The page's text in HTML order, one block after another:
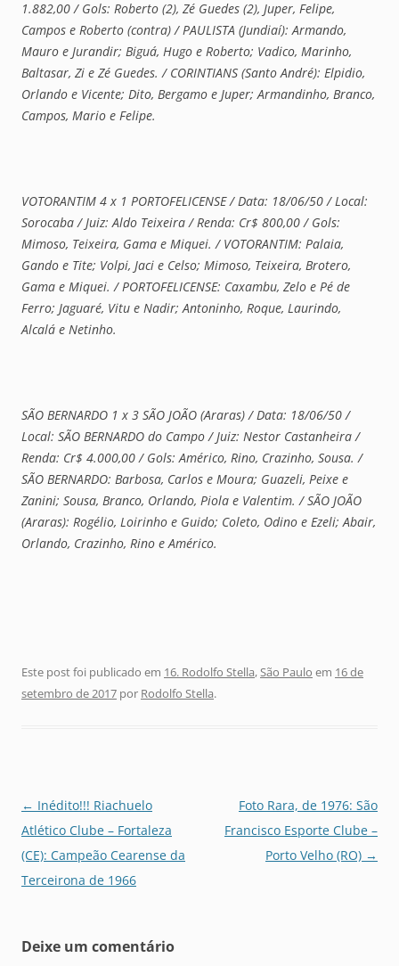
1.882,00 / Gols: Roberto (2), Zé Guedes (2), Juper, Felipe,
Campos e Roberto (contra) / PAULISTA (Jundiaí): Armando,
Mauro e Jurandir; Biguá, Hugo e Roberto; Vadico, Marinho,
Baltasar, Zi e Zé Guedes. / CORINTIANS (Santo André): Elpidio,
Orlando e Vicente; Dito, Bergamo e Juper; Armandinho, Branco,
Campos, Mario e Felipe.
VOTORANTIM 4 x 1 PORTOFELICENSE / Data: 18/06/50 / Local:
Sorocaba / Juiz: Aldo Teixeira / Renda: Cr$ 800,00 / Gols:
Mimoso, Teixeira, Gama e Miquei. / VOTORANTIM: Palaia,
Gando e Tite; Volpi, Jaci e Celso; Mimoso, Teixeira, Brotero,
Gama e Miquei. / PORTOFELICENSE: Caxambu, Zelo e Pé de
Ferro; Jaguaré, Vitu e Nadir; Antoninho, Roque, Laurindo,
Alcalá e Netinho.
SÃO BERNARDO 1 x 3 SÃO JOÃO (Araras) / Data: 18/06/50 /
Local: SÃO BERNARDO do Campo / Juiz: Nestor Castanheira /
Renda: Cr$ 4.000,00 / Gols: Américo, Rino, Crazinho, Sousa. /
SÃO BERNARDO: Barbosa, Carlos e Moura; Guazeli, Peixe e
Zanini; Sousa, Branco, Orlando, Piola e Valentim. / SÃO JOÃO
(Araras): Rogélio, Loirinho e Guido; Coleto, Odino e Ezeli; Abair,
Orlando, Crazinho, Rino e Américo.
Este post foi publicado em 16. Rodolfo Stella,São Paulo em 16 de
setembro de 2017 por Rodolfo Stella.
Navegação
de
posts
← Inédito!!! Riachuelo
Atlético Clube – Fortaleza
(CE): Campeão Cearense da
Terceirona de 1966
Foto Rara, de 1976: São
Francisco Esporte Clube –
Porto Velho (RO) →
Deixe um comentário